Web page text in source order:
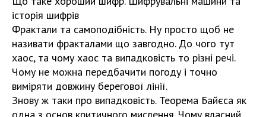
історія шифрів
Фрактали та самоподібність. Ну просто щоб не
називати фракталами що завгодно. До чого тут
хаос, та чому хаос та випадковість то різні речі.
Чому не можна передбачити погоду і точно
виміряти довжину берегової лінії.
Знову ж таки про випадковість. Теорема Байєса як